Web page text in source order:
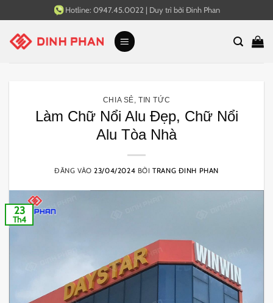
qua
nội
Hotline: 0947.45.0022 | Duy trì bởi Đinh Phan
CHIA SẺ ,TIN TỨC
Làm Chữ Nổi Alu Đẹp, Chữ Nổi
Alu Tòa Nhà
ĐĂNG VÀO23/04/2024 BỞITRANG ĐINH PHAN
23
Th4